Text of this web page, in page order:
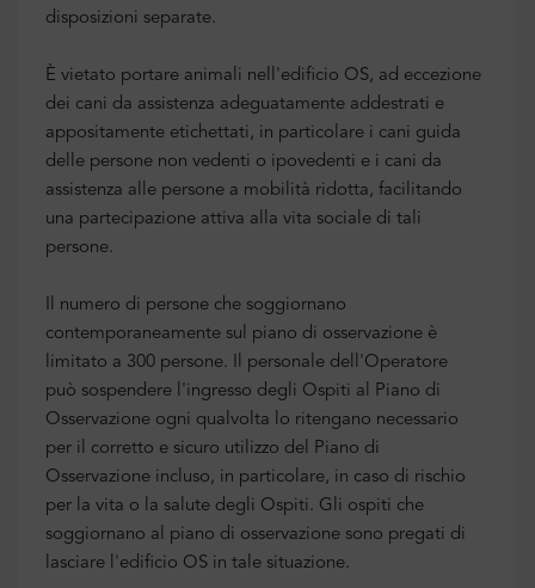
disposizioni separate.
È vietato portare animali nell'edificio OS, ad eccezione
dei cani da assistenza adeguatamente addestrati e
appositamente etichettati, in particolare i cani guida
delle persone non vedenti o ipovedenti e i cani da
assistenza alle persone a mobilità ridotta, facilitando
una partecipazione attiva alla vita sociale di tali
persone.
Il numero di persone che soggiornano
contemporaneamente sul piano di osservazione è
limitato a 300 persone. Il personale dell'Operatore
può sospendere l'ingresso degli Ospiti al Piano di
Osservazione ogni qualvolta lo ritengano necessario
per il corretto e sicuro utilizzo del Piano di
Osservazione incluso, in particolare, in caso di rischio
per la vita o la salute degli Ospiti. Gli ospiti che
soggiornano al piano di osservazione sono pregati di
lasciare l'edificio OS in tale situazione.